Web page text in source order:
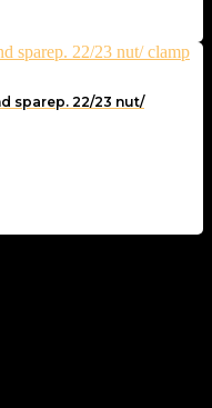
sparep. 22/23 nut/